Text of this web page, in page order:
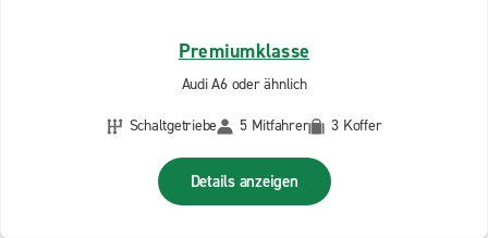
Premiumklasse
Audi A6 oder ähnlich
Schaltgetriebe
5 Mitfahrer 3 Koffer
Details anzeigen